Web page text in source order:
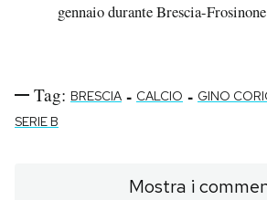
gennaio durante Brescia-
Tag: BRESCIA - CALCIO - GINO
SERIE B
Mostra i